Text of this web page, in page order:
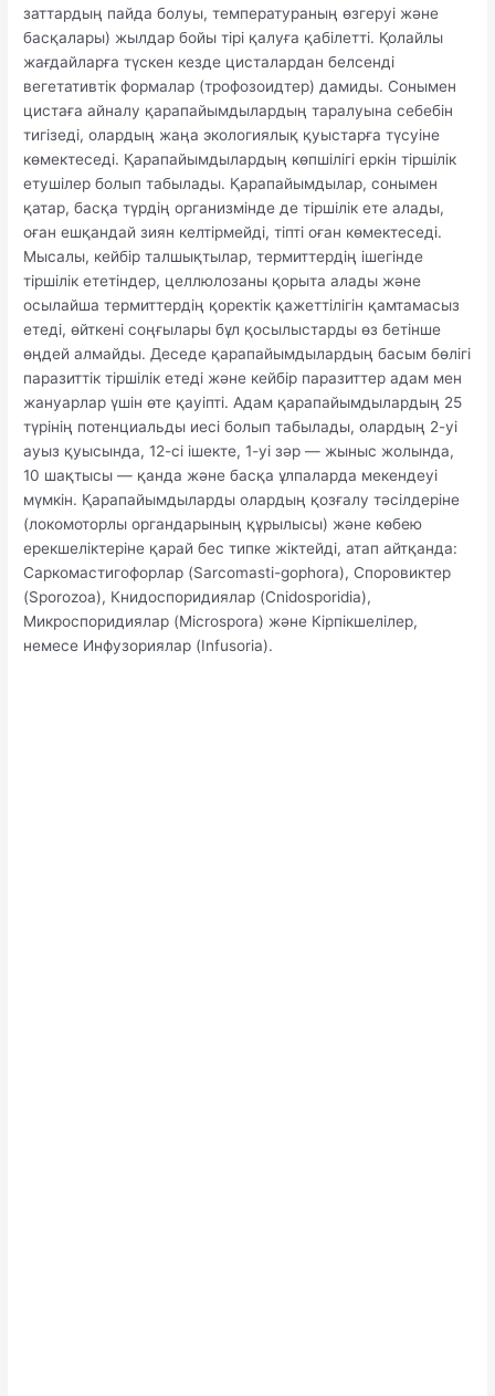
заттардың пайда болуы, температураның өзгеруі және
басқалары) жылдар бойы тірі қалуға қабілетті. Қолайлы
жағдайларға түскен кезде цисталардан белсенді
вегетативтік формалар (трофозоидтер) дамиды. Сонымен
цистаға айналу қарапайымдылардың таралуына себебін
тигізеді, олардың жаңа экологиялық қуыстарға түсуіне
көмектеседі. Қарапайымдылардың көпшілігі еркін тіршілік
етушілер болып табылады. Қарапайымдылар, сонымен
қатар, басқа түрдің организмінде де тіршілік ете алады,
оған ешқандай зиян келтірмейді, тіпті оған көмектеседі.
Мысалы, кейбір талшықтылар, термиттердің ішегінде
тіршілік ететіндер, целлюлозаны қорыта алады және
осылайша термиттердің қоректік қажеттілігін қамтамасыз
етеді, өйткені соңғылары бұл қосылыстарды өз бетінше
өңдей алмайды. Деседе қарапайымдылардың басым бөлігі
паразиттік тіршілік етеді және кейбір паразиттер адам мен
жануарлар үшін өте қауіпті. Адам қарапайымдылардың 25
түрінің потенциальды иесі болып табылады, олардың 2-уі
ауыз қуысында, 12-сі ішекте, 1-уі зәр — жыныс жолында,
10 шақтысы — қанда және басқа ұлпаларда мекендеуі
мүмкін. Қарапайымдыларды олардың қозғалу тәсілдеріне
(локомоторлы органдарының құрылысы) және көбею
ерекшеліктеріне қарай бес типке жіктейді, атап айтқанда:
Саркомастигофорлар (Sarcomasti-gophora), Споровиктер
(Sporozoa), Книдоспоридиялар (Cnidosporidia),
Микроспоридиялар (Microspora) және Кірпікшелілер,
немесе Инфузориялар (Infusoria).